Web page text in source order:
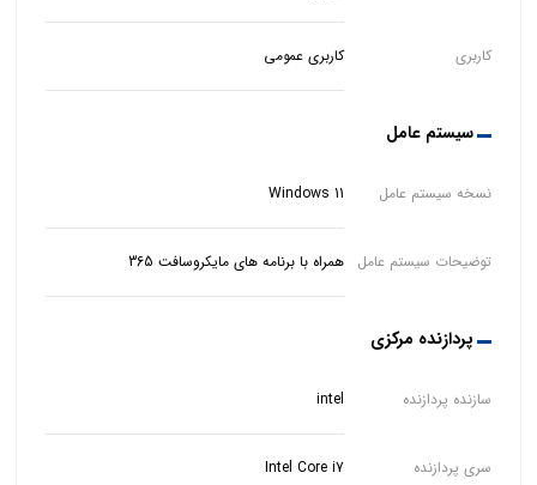
کاربری کاربری عمومی
سیستم عامل
نسخه سیستم عامل Windows 11
توضیحات سیستم عامل همراه با برنامه های مایکروسافت 365
پردازنده مرکزی
سازنده پردازنده intel
سری پردازنده Intel Core i7